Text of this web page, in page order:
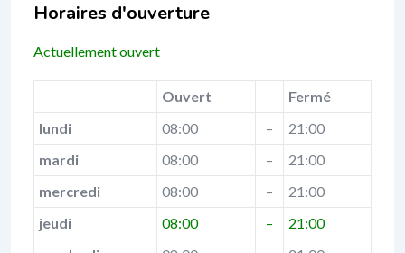
Business Hours
Actuellement ouvert
Ouvert
Fermé
lundi
08:00 –
21:00
mardi
08:00 –
21:00
mercredi
08:00 –
21:00
jeudi
08:00 –
21:00